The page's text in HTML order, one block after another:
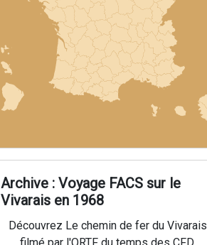
Archive : Voyage FACS sur le
Vivarais en 1968
Découvrez Le chemin de fer du Vivarais